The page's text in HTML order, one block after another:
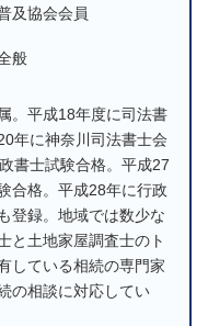
及協会会員
般
。平成18年度に司法書
年に神奈川司法書士会
書士試験合格。平成27
合格。平成28年に行政
登録。地域では数少な
と土地家屋調査士のト
している相続の専門家
の相談に対応してい